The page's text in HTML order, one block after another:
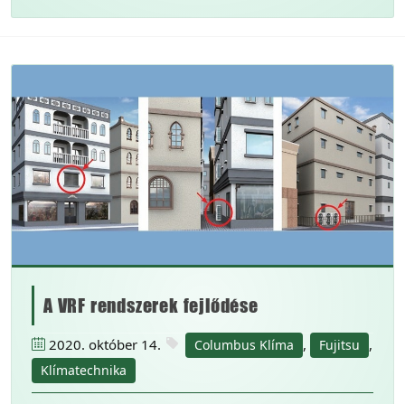
A VRF rendszerek fejlődése
2020. október 14. Columbus Klíma , Fujitsu ,
Klímatechnika